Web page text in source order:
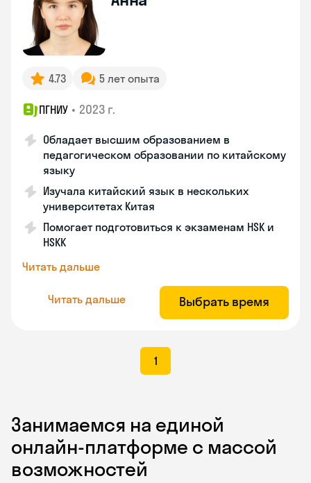
4.73 5 лет опыта
ПГНИУ • 2023 г.
Обладает высшим образованием в
педагогическом образовании по китайскому
языку
Изучала китайский язык в нескольких
университетах Китая
Помогает подготовиться к экзаменам HSK и
HSKK
Читать дальше
Читать дальше Выбрать время
1
Занимаемся на единой
онлайн-платформе с массой
возможностей